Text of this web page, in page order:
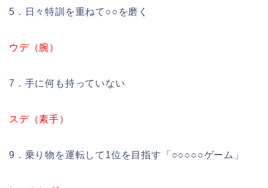
5．日々特訓を重ねて○○を磨く
ウデ（腕）
7．手に何も持っていない
スデ（素手）
9．乗り物を運転して1位を目指す「○○○○○ゲーム」